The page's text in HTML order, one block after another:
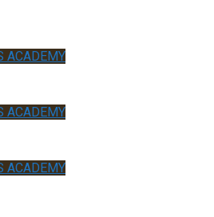
ACADEMY
ACADEMY
ACADEMY